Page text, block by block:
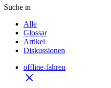
Suche in
Alle
Glossar
Artikel
Diskussionen
offline-fahren